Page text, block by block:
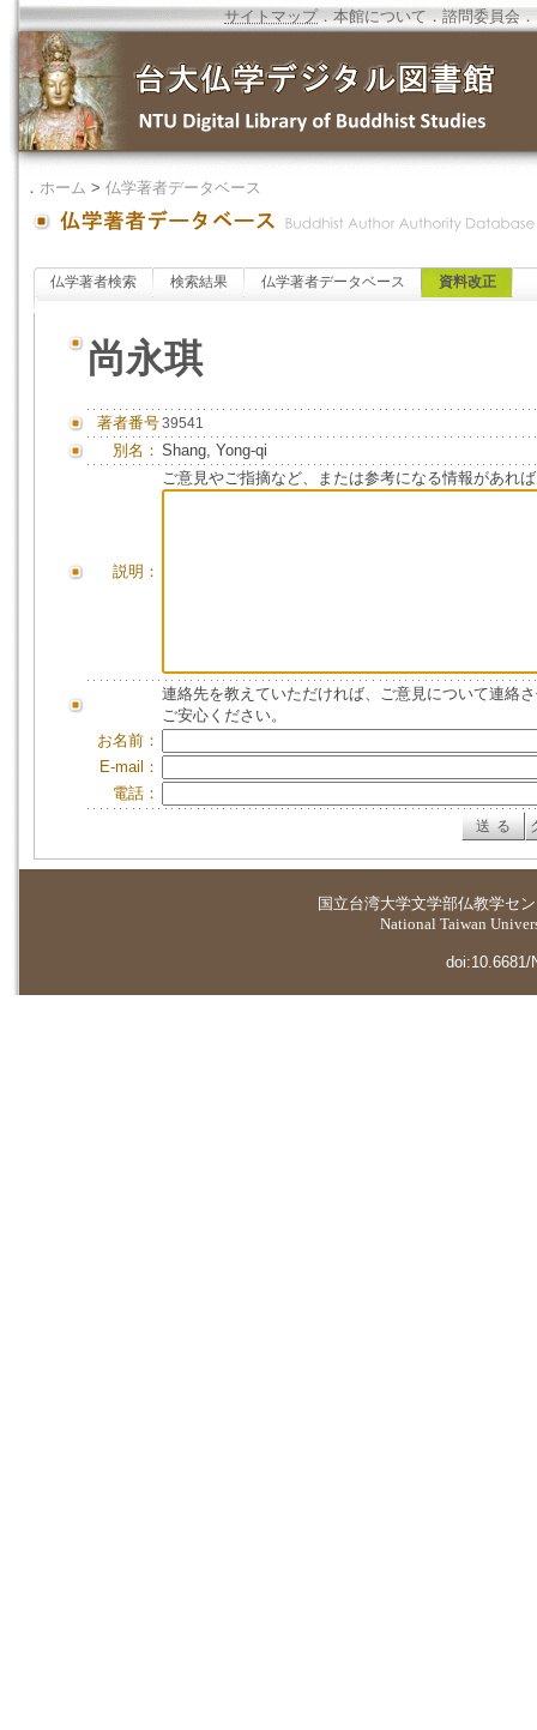
サイトマップ．本館について ．諮問委員会 ．
． ホーム > 仏学著者データベース
仏学著者検索 検索結果 仏学著者データベース 資料改正
尚永琪
著者番号39541
別名： Shang, Yong-qi
説明：
ご意見やご指摘など、または参考になる情報があれ
連絡先を教えていただければ、ご意見について連絡
ご安心ください。
お名前：
E-mail：
電話：
国立台湾大学文学部仏教学セ
National Taiwan
doi:10.6681/